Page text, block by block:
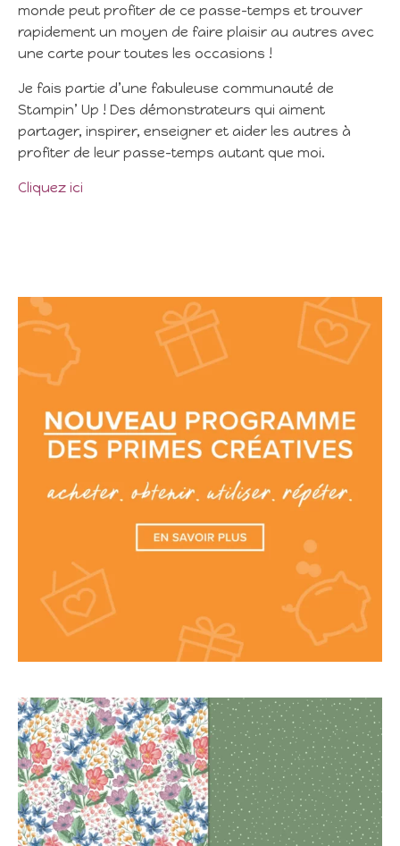
monde peut profiter de ce passe-temps et trouver
rapidement un moyen de faire plaisir au autres avec
une carte pour toutes les occasions !
Je fais partie d’une fabuleuse communauté de
Stampin’ Up ! Des démonstrateurs qui aiment
partager, inspirer, enseigner et aider les autres à
profiter de leur passe-temps autant que moi.
Cliquez ici